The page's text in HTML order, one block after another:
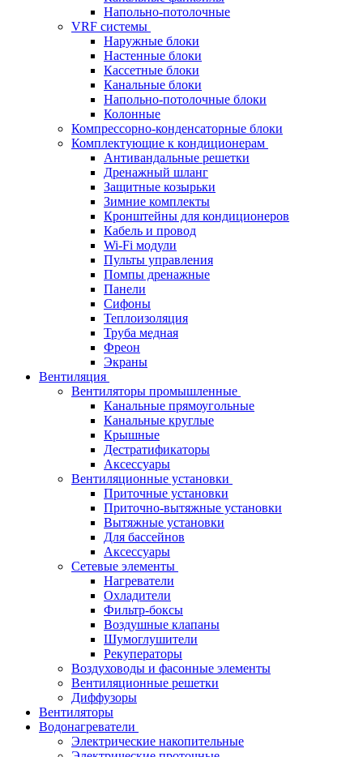
Напольно-потолочные
VRF системы
Наружные блоки
Настенные блоки
Кассетные блоки
Канальные блоки
Напольно-потолочные блоки
Колонные
Компрессорно-конденсаторные блоки
Комплектующие к кондиционерам
Антивандальные решетки
Дренажный шланг
Защитные козырьки
Зимние комплекты
Кронштейны для кондиционеров
Кабель и провод
Wi-Fi модули
Пульты управления
Помпы дренажные
Панели
Сифоны
Теплоизоляция
Труба медная
Фреон
Экраны
Вентиляция
Вентиляторы промышленные
Канальные прямоугольные
Канальные круглые
Крышные
Дестратификаторы
Аксессуары
Вентиляционные установки
Приточные установки
Приточно-вытяжные установки
Вытяжные установки
Для бассейнов
Аксессуары
Сетевые элементы
Нагреватели
Охладители
Фильтр-боксы
Воздушные клапаны
Шумоглушители
Рекуператоры
Воздуховоды и фасонные элементы
Вентиляционные решетки
Диффузоры
Вентиляторы
Водонагреватели
Электрические накопительные